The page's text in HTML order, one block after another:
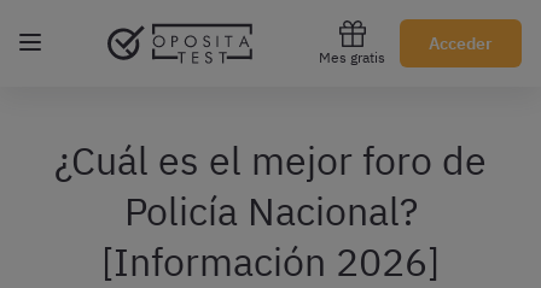
Mes gratis
Acceder
Regístrate gratis
¿Cuál es el mejor foro de
Policía Nacional?
[Información 2026]